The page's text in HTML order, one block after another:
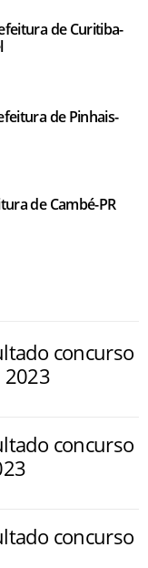
de Curitiba-
de Pinhais-
de Cambé-PR
concurso
2023
concurso
concurso